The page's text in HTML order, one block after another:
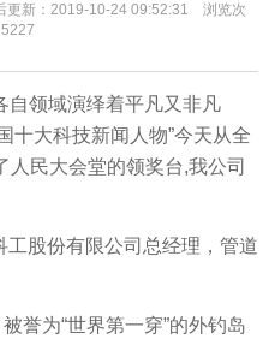
新：2019-10-24 09:52:31 浏览次
领域演绎着平凡又非凡
十大科技新闻人物”今天从全
人民大会堂的领奖台,我公司
股份有限公司总经理，管道
誉为“世界第一穿”的外钓岛